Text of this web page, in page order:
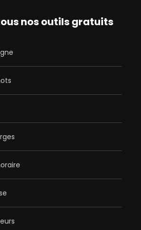
nos outils gratuits